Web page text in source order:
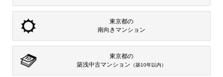
東京都の
南向き マンション
東京都の
築浅中古マンション （築10年以内）